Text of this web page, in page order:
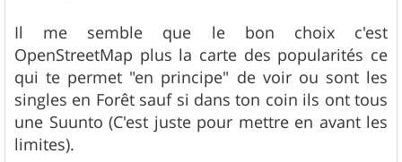
Il me semble que le bon choix c'est
OpenStreetMap plus la carte des popularités ce
qui te permet "en principe" de voir ou sont les
singles en Forêt sauf si dans ton coin ils ont tous
une Suunto (C'est juste pour mettre en avant les
limites).